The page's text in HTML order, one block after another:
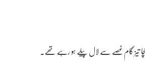
چچا تیز گام غصے سے لال پیلے ہو رہے تھے۔